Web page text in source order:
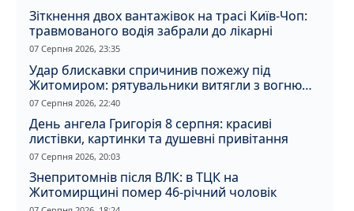
Зіткнення двох вантажівок на трасі Київ-Чоп:
травмованого водія забрали до лікарні
07 Серпня 2026, 23:35
Удар блискавки спричинив пожежу під
Житомиром: рятувальники витягли з вогню
кота
07 Серпня 2026, 22:40
День ангела Григорія 8 серпня: красиві
листівки, картинки та душевні привітання
07 Серпня 2026, 20:03
Знепритомнів після ВЛК: в ТЦК на
Житомирщині помер 46-річний чоловік